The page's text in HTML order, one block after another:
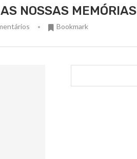
NOSSAS MEMÓRIAS
Bookmark